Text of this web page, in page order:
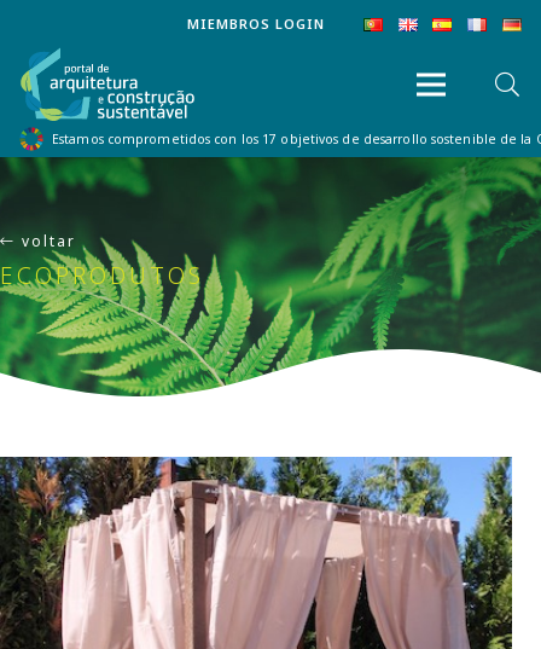
MIEMBROS LOGIN
Estamos comprometidos con los 17 objetivos de desarrollo sostenible de la
voltar
ECOPRODUTOS